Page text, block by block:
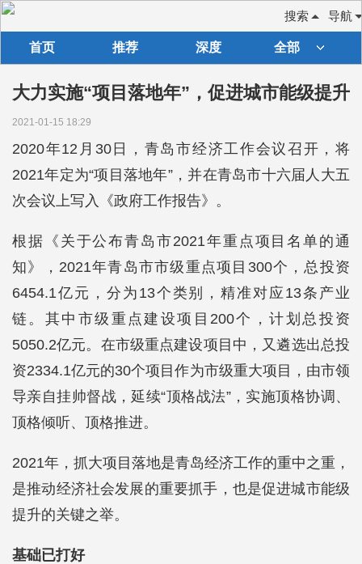
导航
搜索
首页 推荐 深度 全部
大力实施“项目落地年”，促进城市能级提升
2021-01-15 18:29
2020年12月30日，青岛市经济工作会议召开，将
2021年定为“项目落地年”，并在青岛市十六届人大五
次会议上写入《政府工作报告》。
根据《关于公布青岛市2021年重点项目名单的通
知》，2021年青岛市市级重点项目300个，总投资
6454.1亿元，分为13个类别，精准对应13条产业
链。其中市级重点建设项目200个，计划总投资
5050.2亿元。在市级重点建设项目中，又遴选出总投
资2334.1亿元的30个项目作为市级重大项目，由市领
导亲自挂帅督战，延续“顶格战法”，实施顶格协调、
顶格倾听、顶格推进。
2021年，抓大项目落地是青岛经济工作的重中之重，
是推动经济社会发展的重要抓手，也是促进城市能级
提升的关键之举。
基础已打好